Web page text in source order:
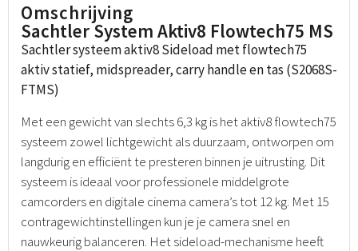
Omschrijving
Sachtler System Aktiv8 Flowtech75 MS
Sachtler systeem aktiv8 Sideload met flowtech75
aktiv statief, midspreader, carry handle en tas (S2068S-
FTMS)
Met een gewicht van slechts 6,3 kg is het aktiv8 flowtech75
systeem zowel lichtgewicht als duurzaam, ontworpen om
langdurig en efficiënt te presteren binnen je uitrusting. Dit
systeem is ideaal voor professionele middelgrote
camcorders en digitale cinema camera’s tot 12 kg. Met 15
contragewichtinstellingen kun je je camera snel en
nauwkeurig balanceren. Het sideload-mechanisme heeft